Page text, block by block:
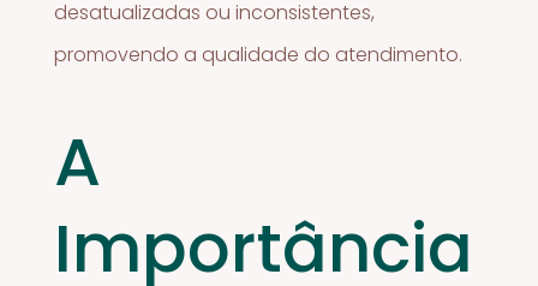
desatualizadas ou inconsistentes,
promovendo a qualidade do atendimento.
A
Importância